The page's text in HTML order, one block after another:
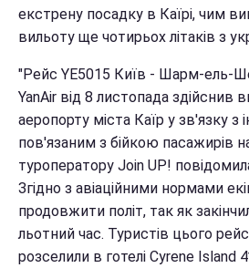
екстрену посадку в Каїрі, чим
вильоту ще чотирьох літаків з
"Рейс YE5015 Київ - Шарм-ель-
YanAir від 8 листопада здійснив
аеропорту міста Каїр у зв'язку з
пов'язаним з бійкою пасажирів
туроператору Join UP!
Згідно з авіаційними нормами
продовжити політ, так як
льотний час. Туристів цього
розселили в готелі Cyrene Island